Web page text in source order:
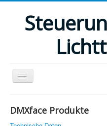
Home
DMXface Produkte